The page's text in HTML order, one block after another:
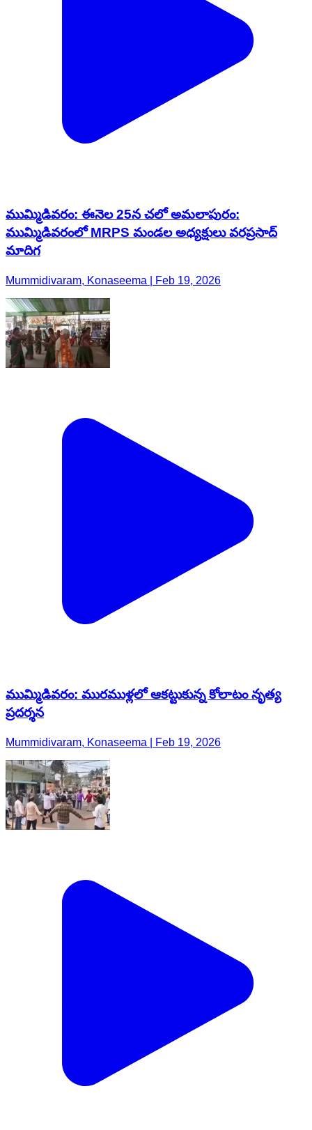
ముమ్మిడివరం: ఈనెల 25న చలో అమలాపురం:
ముమ్మిడివరంలో MRPS మండల అధ్యక్షులు వరప్రసాద్
మాదిగ
Mummidivaram, Konaseema | Feb 19, 2026
ముమ్మిడివరం: మురముళ్లలో ఆకట్టుకున్న కోలాటం నృత్య
ప్రదర్శన
Mummidivaram, Konaseema | Feb 19, 2026